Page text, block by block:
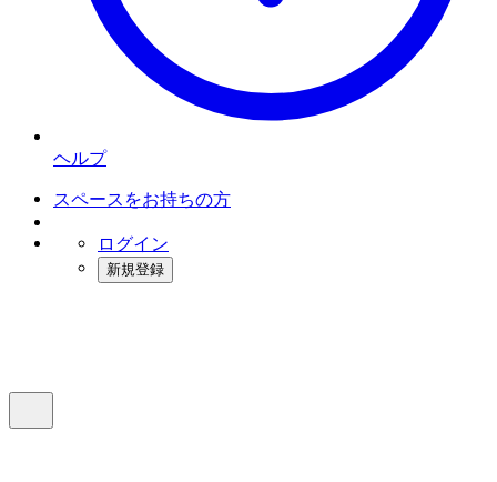
ヘルプ
スペースをお持ちの方
ログイン
新規登録